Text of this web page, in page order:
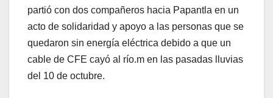
partió con dos compañeros hacia Papantla en un
acto de solidaridad y apoyo a las personas que se
quedaron sin energía eléctrica debido a que un
cable de CFE cayó al río.m en las pasadas lluvias
del 10 de octubre.